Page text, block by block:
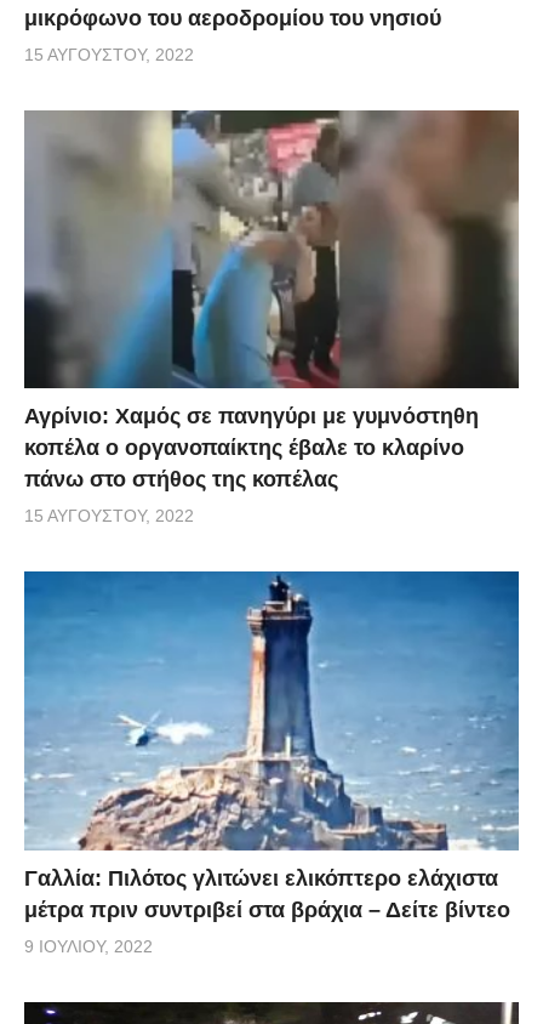
μικρόφωνο του αεροδρομίου του νησιού
15 ΑΥΓΟΎΣΤΟΥ, 2022
Αγρίνιο: Χαμός σε πανηγύρι με γυμνόστηθη
κοπέλα ο οργανοπαίκτης έβαλε το κλαρίνο
πάνω στο στήθος της κοπέλας
15 ΑΥΓΟΎΣΤΟΥ, 2022
Γαλλία: Πιλότος γλιτώνει ελικόπτερο ελάχιστα
μέτρα πριν συντριβεί στα βράχια – Δείτε βίντεο
9 ΙΟΥΛΊΟΥ, 2022